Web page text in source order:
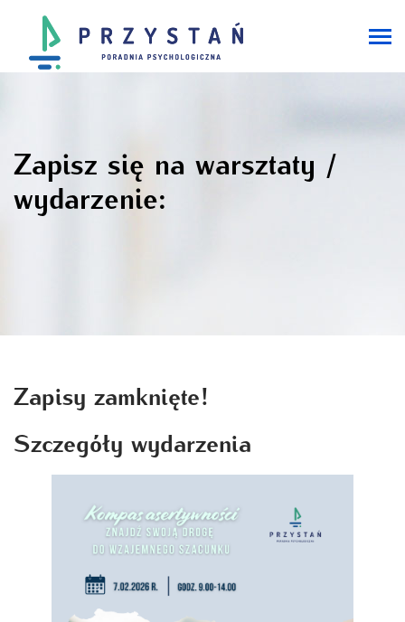
Zapisz się na warsztaty /
wydarzenie:
Zapisy zamknięte!
Szczegóły wydarzenia